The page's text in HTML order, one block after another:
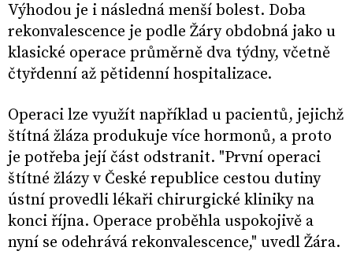
Výhodou je i následná menší bolest. Doba
rekonvalescence je podle Žáry obdobná jako u
klasické operace průměrně dva týdny, včetně
čtyřdenní až pětidenní hospitalizace.
Operaci lze využít například u pacientů, jejichž
štítná žláza produkuje více hormonů, a proto
je potřeba její část odstranit. "První operaci
štítné žlázy v České republice cestou dutiny
ústní provedli lékaři chirurgické kliniky na
konci října. Operace proběhla uspokojivě a
nyní se odehrává rekonvalescence," uvedl Žára.